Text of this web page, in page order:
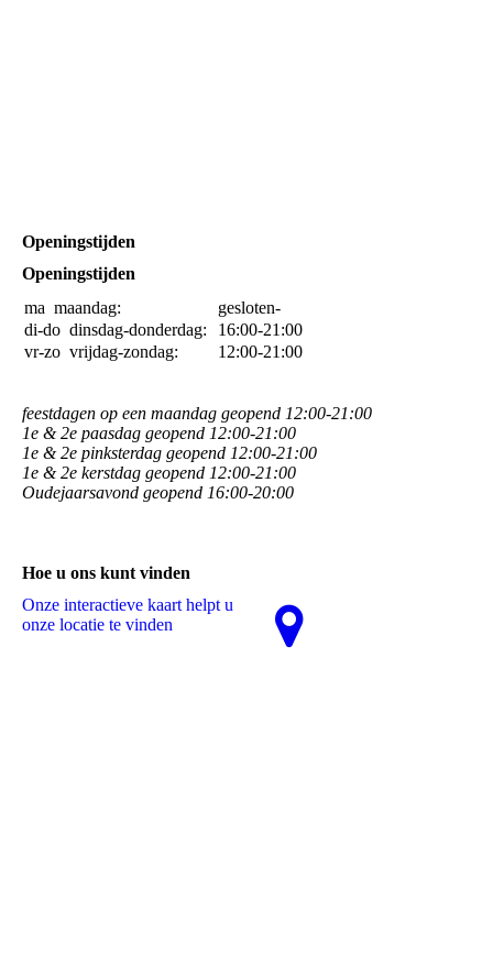
Openingstijden
Openingstijden
ma maandag:
gesloten-
di-do dinsdag-donderdag:
16:00-21:00
vr-zo vrijdag-zondag: 12:00-21:00
feestdagen op een maandag geopend 12:00-21:00
1e & 2e paasdag geopend 12:00-21:00
1e & 2e pinksterdag geopend 12:00-21:00
1e & 2e kerstdag geopend 12:00-21:00
Oudejaarsavond geopend 16:00-20:00
Hoe u ons kunt vinden
Onze interactieve kaart helpt u
onze locatie te vinden